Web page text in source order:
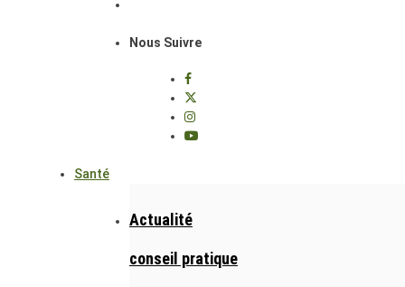
Nous Suivre
Santé
Actualité
conseil pratique